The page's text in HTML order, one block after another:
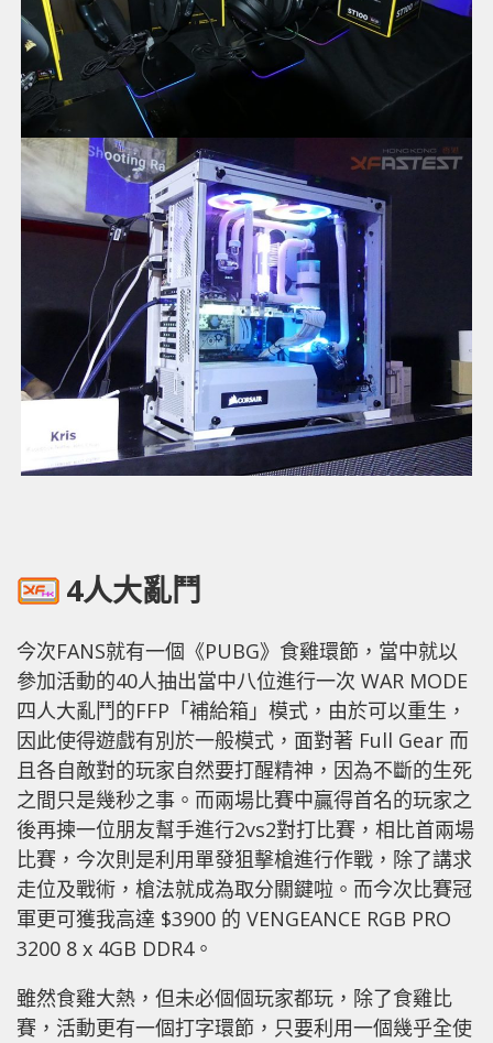
4人大亂鬥
今次FANS就有一個《PUBG》食雞環節，當中就以
參加活動的40人抽出當中八位進行一次 WAR MODE
四人大亂鬥的FFP「補給箱」模式，由於可以重生，
因此使得遊戲有別於一般模式，面對著 Full Gear 而
且各自敵對的玩家自然要打醒精神，因為不斷的生死
之間只是幾秒之事。而兩場比賽中贏得首名的玩家之
後再揀一位朋友幫手進行2vs2對打比賽，相比首兩場
比賽，今次則是利用單發狙擊槍進行作戰，除了講求
走位及戰術，槍法就成為取分關鍵啦。而今次比賽冠
軍更可獲我高達 $3900 的 VENGEANCE RGB PRO
3200 8 x 4GB DDR4。
雖然食雞大熱，但未必個個玩家都玩，除了食雞比
賽，活動更有一個打字環節，只要利用一個幾乎全使